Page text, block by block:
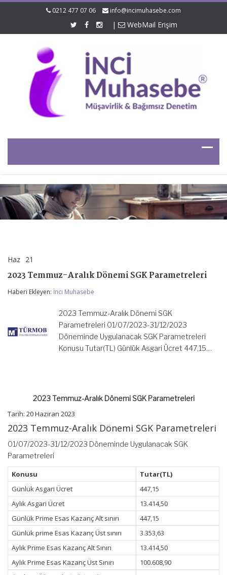
0212 477 07 06 info@incimuhasebe.com
| WebMail Erişim
Haz 21
Aralık
SGK
2023 Temmuz-Aralık Dönemi SGK Parametreleri
Haberi Ekleyen: İnci Muhasebe
2023 Temmuz-Aralık Dönemi SGK
Parametreleri 01/07/2023-31/12/2023
Döneminde Uygulanacak SGK Parametreleri
Konusu Tutar(TL) Günlük Asgari Ücret 447,15…
2023 Temmuz-Aralık Dönemi SGK Parametreleri
Tarih: 20 Haziran 2023
2023 Temmuz-Aralık Dönemi SGK Parametreleri
01/07/2023-31/12/2023 Döneminde Uygulanacak SGK
Parametreleri
Konusu
Tutar(TL)
Günlük Asgari Ücret
447,15
Aylık Asgari Ücret
13.414,50
Günlük Prime Esas Kazanç Alt sınırı
447,15
Günlük prime Esas Kazanç Üst sınırı
3.353,63
Aylık Prime Esas Kazanç Alt Sınırı
13.414,50
Aylık Prime Esas Kazanç Üst Sınırı
100.608,90